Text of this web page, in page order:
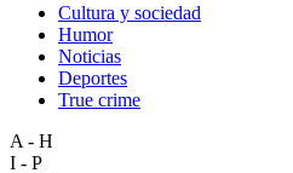
Cultura y sociedad
Humor
Noticias
Deportes
True crime
A - H
I - P